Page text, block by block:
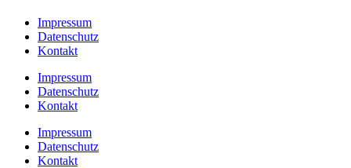
Impressum
Datenschutz
Kontakt
Impressum
Datenschutz
Kontakt
Impressum
Datenschutz
Kontakt